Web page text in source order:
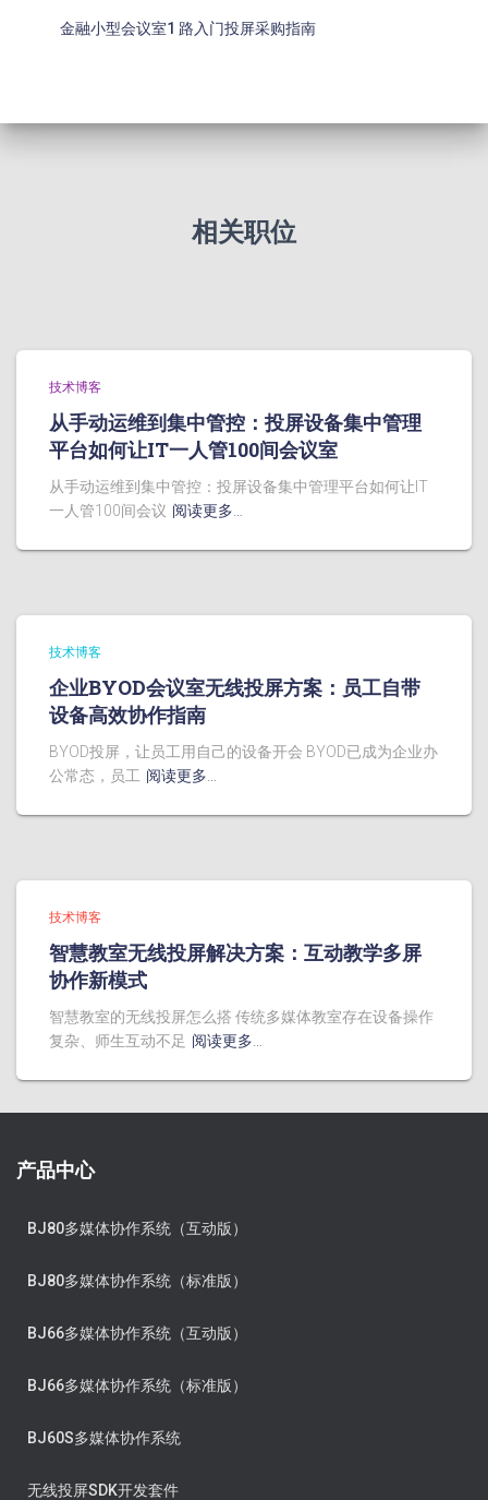
金融小型会议室1 路入门投屏采购指南
相关职位
技术博客
从手动运维到集中管控：投屏设备集中管理
平台如何让IT一人管100间会议室
从手动运维到集中管控：投屏设备集中管理平台如何让IT
一人管100间会议 阅读更多…
技术博客
企业BYOD会议室无线投屏方案：员工自带
设备高效协作指南
BYOD投屏，让员工用自己的设备开会 BYOD已成为企业办
公常态，员工 阅读更多…
技术博客
智慧教室无线投屏解决方案：互动教学多屏
协作新模式
智慧教室的无线投屏怎么搭 传统多媒体教室存在设备操作
复杂、师生互动不足 阅读更多…
产品中心
BJ80多媒体协作系统（互动版）
BJ80多媒体协作系统（标准版）
BJ66多媒体协作系统（互动版）
BJ66多媒体协作系统（标准版）
BJ60S多媒体协作系统
无线投屏SDK开发套件